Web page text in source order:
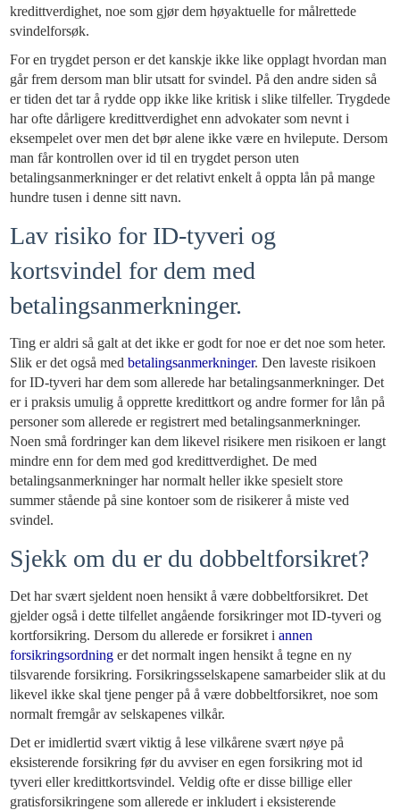
kredittverdighet, noe som gjør dem høyaktuelle for målrettede
svindelforsøk.
For en trygdet person er det kanskje ikke like opplagt hvordan man
går frem dersom man blir utsatt for svindel. På den andre siden så
er tiden det tar å rydde opp ikke like kritisk i slike tilfeller. Trygdede
har ofte dårligere kredittverdighet enn advokater som nevnt i
eksempelet over men det bør alene ikke være en hvilepute. Dersom
man får kontrollen over id til en trygdet person uten
betalingsanmerkninger er det relativt enkelt å oppta lån på mange
hundre tusen i denne sitt navn.
Lav risiko for ID-tyveri og
kortsvindel for dem med
betalingsanmerkninger.
Ting er aldri så galt at det ikke er godt for noe er det noe som heter.
Slik er det også med betalingsanmerkninger. Den laveste risikoen
for ID-tyveri har dem som allerede har betalingsanmerkninger. Det
er i praksis umulig å opprette kredittkort og andre former for lån på
personer som allerede er registrert med betalingsanmerkninger.
Noen små fordringer kan dem likevel risikere men risikoen er langt
mindre enn for dem med god kredittverdighet. De med
betalingsanmerkninger har normalt heller ikke spesielt store
summer stående på sine kontoer som de risikerer å miste ved
svindel.
Sjekk om du er du dobbeltforsikret?
Det har svært sjeldent noen hensikt å være dobbeltforsikret. Det
gjelder også i dette tilfellet angående forsikringer mot ID-tyveri og
kortforsikring. Dersom du allerede er forsikret i annen
forsikringsordning er det normalt ingen hensikt å tegne en ny
tilsvarende forsikring. Forsikringsselskapene samarbeider slik at du
likevel ikke skal tjene penger på å være dobbeltforsikret, noe som
normalt fremgår av selskapenes vilkår.
Det er imidlertid svært viktig å lese vilkårene svært nøye på
eksisterende forsikring før du avviser en egen forsikring mot id
tyveri eller kredittkortsvindel. Veldig ofte er disse billige eller
gratisforsikringene som allerede er inkludert i eksisterende